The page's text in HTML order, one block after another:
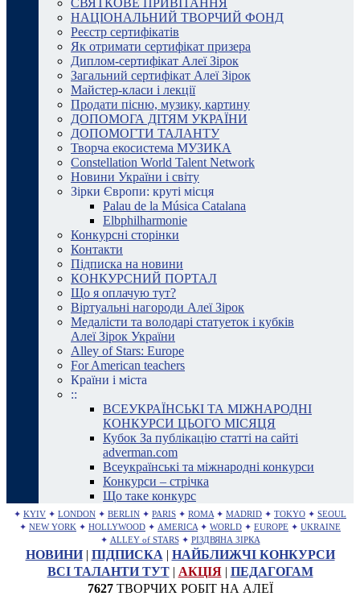
СВЯТКОВЕ ПРИВІТАННЯ
НАЦІОНАЛЬНИЙ ТВОРЧИЙ ФОНД
Реєстр сертифікатів
Як отримати сертифікат призера
Диплом-сертифікат Алеї Зірок
Загальний сертифікат Алеї Зірок
Майстер-класи і лекції
Продати пісню, музику, картину
ДОПОМОГА ДІТЯМ УКРАЇНИ
ДОПОМОГТИ ТАЛАНТУ
Творча екосистема МУЗИКА
Constellation World Talent Network
Новини України і світу
Зірки Європи: круті місця
Palau de la Música Catalana
Elbphilharmonie
Конкурсні сторінки
Контакти
Підписка на новини
КОНКУРСНИЙ ПОРТАЛ
Що я оплачую тут?
Віртуальні нагороди Алеї Зірок
Медалісти та володарі статуеток і кубків
Алеї Зірок України
Alley of Stars: Europe
For American teachers
Країни і міста
::
ВСЕУКРАЇНСЬКІ ТА МІЖНАРОДНІ
КОНКУРСИ ЦЬОГО МІСЯЦЯ
Кубок За публікацію статті на сайті
adverman.com
Всеукраїнські та міжнародні конкурси
Конкурси – стрічка
Що таке конкурс
✦ KYIV ✦ LONDON ✦ BERLIN ✦ PARIS ✦ ROMA ✦ MADRID ✦ TOKYO ✦ SEOUL
✦ NEW YORK ✦ HOLLYWOOD ✦ AMERICA ✦ WORLD ✦ EUROPE ✦ UKRAINE
✦ ALLEY of STARS ✦ РІЗДВЯНА ЗІРКА
НОВИНИ| ПІДПИСКА | НАЙБЛИЖЧІ КОНКУРСИ
ВСІ ТАЛАНТИ ТУТ| АКЦІЯ| ПЕДАГОГАМ
7627ТВОРЧИХ РОБІТ НА АЛЕЇ